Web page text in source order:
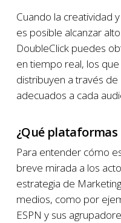
Cuando la creatividad
es posible alcanzar
DoubleClick puedes
en tiempo real, los
distribuyen a través
adecuados a cada
¿Qué
Para entender cómo
breve mirada a los
estrategia de
medios, como por
ESPN y sus